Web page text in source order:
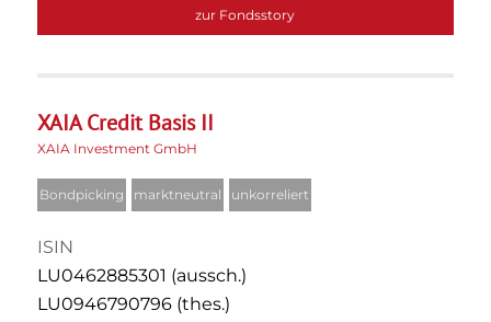
zur Fondsstory
XAIA Credit Basis II
XAIA Investment GmbH
Bondpicking marktneutral unkorreliert
ISIN
LU0462885301 (aussch.)
LU0946790796 (thes.)